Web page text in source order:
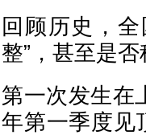
回顾历史，
整”，甚至是
第一次发生在
年第一季度见